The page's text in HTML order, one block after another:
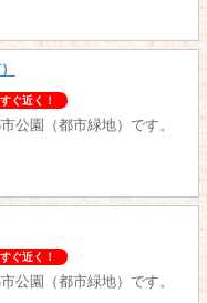
すぐ近く！
公園（都市緑地）です。
すぐ近く！
公園（都市緑地）です。